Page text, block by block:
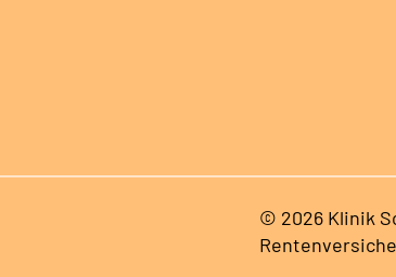
© 2026 Klinik